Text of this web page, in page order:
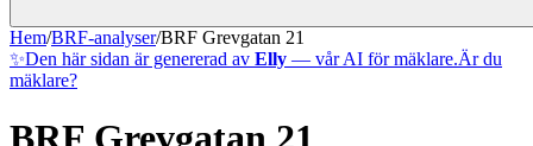
Hem/BRF-analyser/BRF Grevgatan 21
✨Den här sidan är genererad av Elly — vår AI för mäklare.Är du
mäklare?